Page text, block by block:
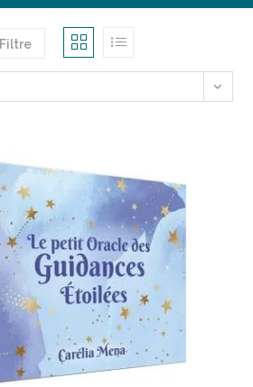
Filtre